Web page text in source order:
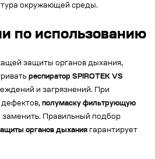
окружающей среды.
по использованию
защиты органов дыхания,
респиратор SPIROTEK VS
и загрязнений. При
полумаску фильтрующую
Правильный подбор
органов дыхания гарантирует